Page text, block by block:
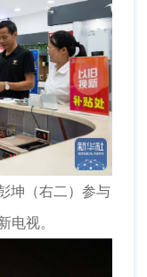
坤（右二）参与
电视。